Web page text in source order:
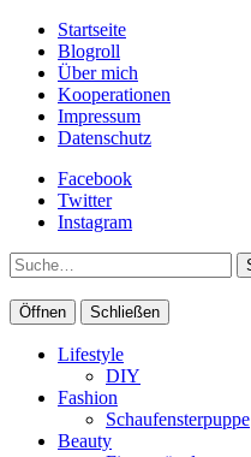
Startseite
Blogroll
Über mich
Kooperationen
Impressum
Datenschutz
Facebook
Twitter
Instagram
Suche
Öffnen Schließen
Lifestyle
DIY
Fashion
Schaufensterpuppe
Beauty